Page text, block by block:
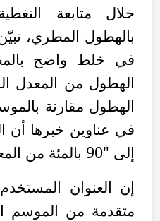
خلال متابعة
بالهطول المطري،
في خلط واضح
الهطول من المعدل
الهطول مقارنة
في عناوين خبرها
إلى "90 بالمئة من المعدل السنوي".
إن العنوان
متقدمة من